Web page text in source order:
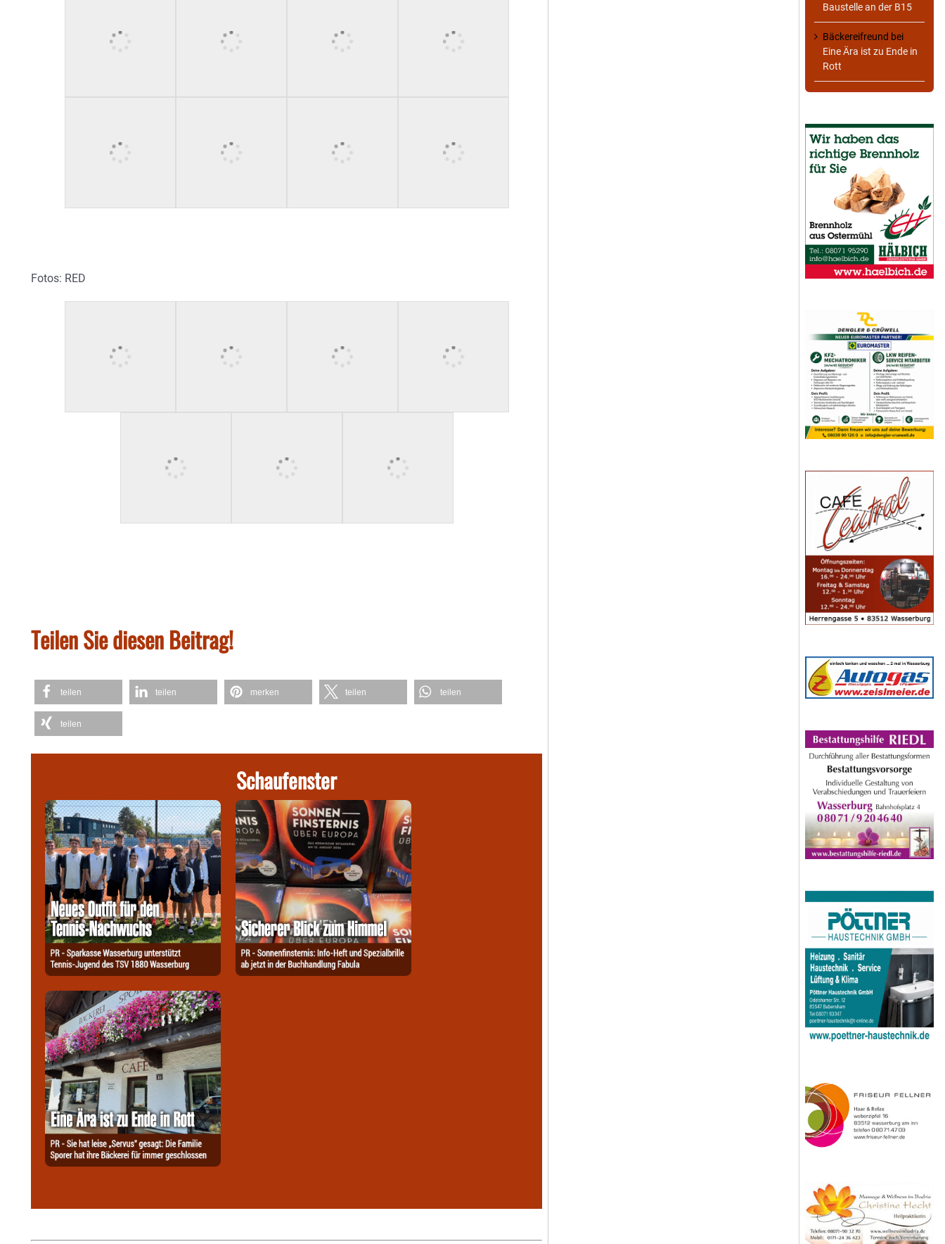
Fotos: RED
Teilen Sie diesen Beitrag!
teilen teilen merken teilen teilen
teilen
Schaufenster
Baustelle an der B15
Bäckereifreund bei
Eine Ära ist zu Ende in
Rott